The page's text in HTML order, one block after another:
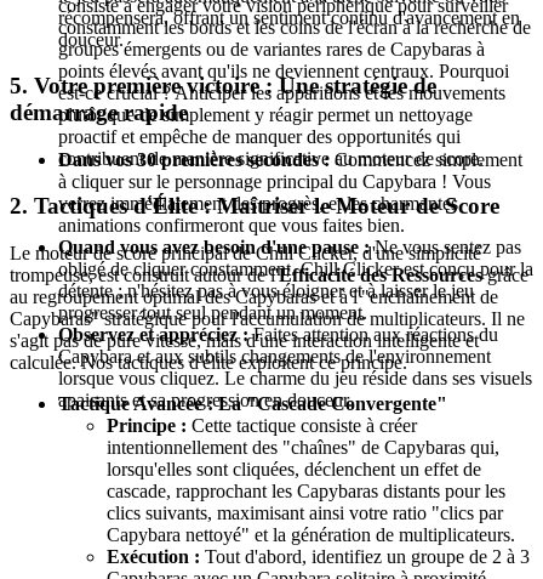
récompensera, offrant un sentiment continu d'avancement en
douceur.
5. Votre première victoire : Une stratégie de
démarrage rapide
Dans vos 30 premières secondes : Commencez simplement
à cliquer sur le personnage principal du Capybara ! Vous
verrez immédiatement des progrès, et les charmantes
animations confirmeront que vous faites bien.
Quand vous avez besoin d'une pause :Ne vous sentez pas
obligé de cliquer constamment. Chill Clicker est conçu pour la
détente ; n'hésitez pas à vous éloigner et à laisser le jeu
progresser tout seul pendant un moment.
Observez et appréciez :Faites attention aux réactions du
Capybara et aux subtils changements de l'environnement
lorsque vous cliquez. Le charme du jeu réside dans ses visuels
apaisants et sa progression en douceur.
consiste à engager votre vision périphérique pour surveiller
constamment les bords et les coins de l'écran à la recherche de
groupes émergents ou de variantes rares de Capybaras à
points élevés avant qu'ils ne deviennent centraux. Pourquoi
est-ce crucial ? Anticiper les apparitions et les mouvements
plutôt que de simplement y réagir permet un nettoyage
proactif et empêche de manquer des opportunités qui
contribuent de manière significative au moteur de score.
2. Tactiques d'Élite : Maîtriser le Moteur de Score
Le moteur de score principal de Chill Clicker, d'une simplicité
trompeuse, est construit autour de l'Efficacité des Ressourcesgrâce
au regroupement optimal des Capybaras et à l'"enchaînement de
Capybaras" stratégique pour l'accumulation de multiplicateurs. Il ne
s'agit pas de pure vitesse, mais d'une interaction intelligente et
calculée. Nos tactiques d'élite exploitent ce principe.
Tactique Avancée : La "Cascade Convergente"
Principe : Cette tactique consiste à créer
intentionnellement des "chaînes" de Capybaras qui,
lorsqu'elles sont cliquées, déclenchent un effet de
cascade, rapprochant les Capybaras distants pour les
clics suivants, maximisant ainsi votre ratio "clics par
Capybara nettoyé" et la génération de multiplicateurs.
Exécution : Tout d'abord, identifiez un groupe de 2 à 3